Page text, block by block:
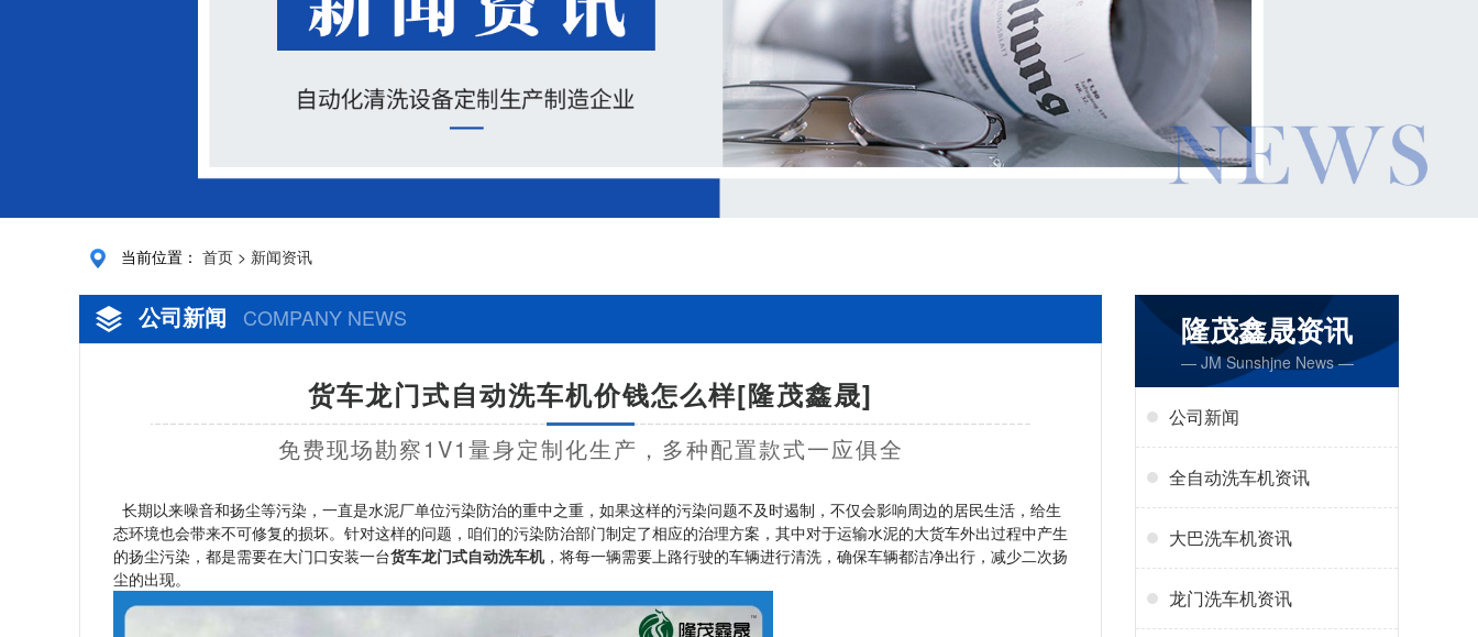
当前位置： 首页 > 新闻资讯
公司新闻 COMPANY NEWS
货车龙门式自动洗车机价钱怎么样[隆茂鑫晟]
免费现场勘察1V1量身定制化生产，多种配置款式一应俱全
长期以来噪音和扬尘等污染，一直是水泥厂单位污染防治的重中之重，如果这样的污染问题不及时遏制，不仅会影响周边的居民生活，给生
态环境也会带来不可修复的损坏。针对这样的问题，咱们的污染防治部门制定了相应的治理方案，其中对于运输水泥的大货车外出过程中产生
的扬尘污染，都是需要在大门口安装一台货车龙门式自动洗车机，将每一辆需要上路行驶的车辆进行清洗，确保车辆都洁净出行，减少二次扬
尘的出现。
隆茂鑫晟资讯
— JM Sunshjne News —
公司新闻
全自动洗车机资讯
大巴洗车机资讯
龙门洗车机资讯